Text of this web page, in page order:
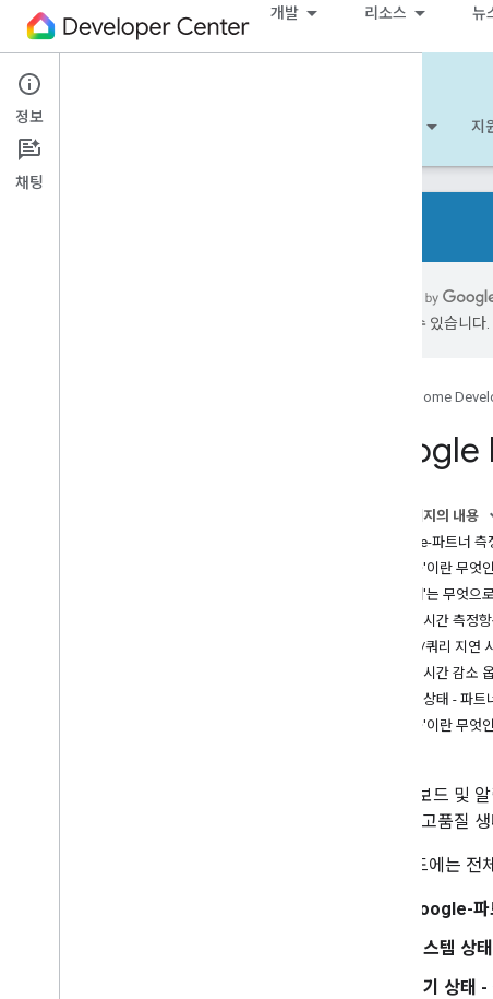
개발 리소스 뉴
Cloud-to-cloud
시작하기 지
가 있을 수 있습니다.
Google Home
이 페이지의 내용
Google-파트너 측
'성공'이란 무엇
'실패'는 무엇으
지연 시간 측정
실행/쿼리 지연
지연 시간 감소
시스템 상태 - 파
'성공'이란 무엇
이 대시보드 및
을 위해 고품질
대시보드에는
Google-
시스템 상
기기 상태
정보
채팅